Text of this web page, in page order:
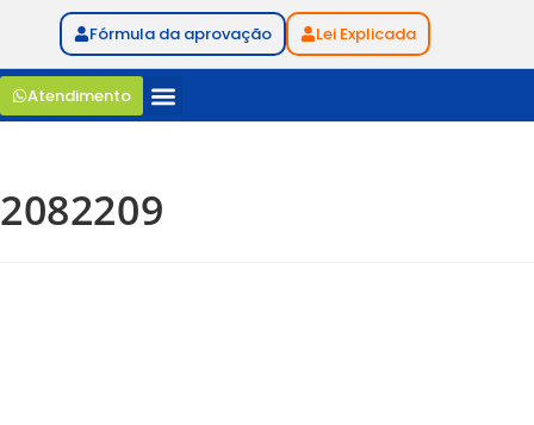
Fórmula da aprovação Lei Explicada
Atendimento
2082209